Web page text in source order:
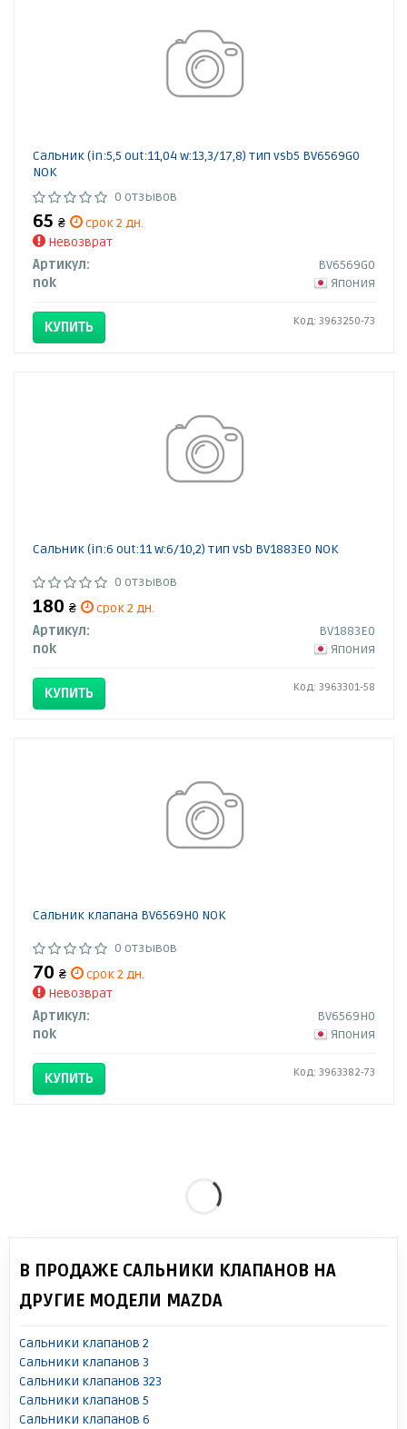
Сальник (in:5,5 out:11,04 w:13,3/17,8) тип vsb5 BV6569G0
NOK
0 отзывов
65 ₴
срок 2 дн.
Невозврат
Артикул:
BV6569G0
nok
Япония
КУПИТЬ Код: 3963250-73
Сальник (in:6 out:11 w:6/10,2) тип vsb BV1883E0 NOK
0 отзывов
180 ₴
срок 2 дн.
Артикул:
BV1883E0
nok
Япония
КУПИТЬ Код: 3963301-58
Сальник клапана BV6569H0 NOK
0 отзывов
70 ₴
срок 2 дн.
Невозврат
Артикул:
BV6569H0
nok
Япония
КУПИТЬ Код: 3963382-73
В ПРОДАЖЕ САЛЬНИКИ КЛАПАНОВ НА
ДРУГИЕ МОДЕЛИ MAZDA
Сальники клапанов 2
Сальники клапанов 3
Сальники клапанов 323
Сальники клапанов 5
Сальники клапанов 6